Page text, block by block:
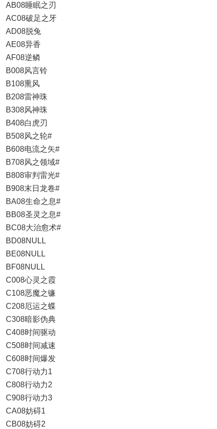
AB08睡眠之刃
AC08破足之牙
AD08脱兔
AE08异香
AF08逆鳞
B008风言铃
B108熏风
B208雷神珠
B308风神珠
B408白虎刃
B508风之轮#
B608电流之矢#
B708风之领域#
B808审判雷光#
B908末日龙卷#
BA08生命之息#
BB08圣灵之息#
BC08大治愈术#
BD08NULL
BE08NULL
BF08NULL
C008心灵之霞
C108恶魔之镰
C208厄运之蝶
C308暗影伪典
C408时间驱动
C508时间减速
C608时间爆发
C708行动力1
C808行动力2
C908行动力3
CA08妨碍1
CB08妨碍2